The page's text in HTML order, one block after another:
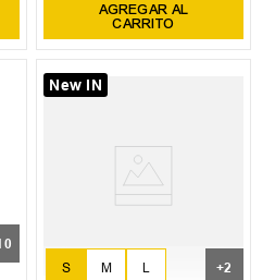
AGREGAR AL
CARRITO
New IN
S M L +2